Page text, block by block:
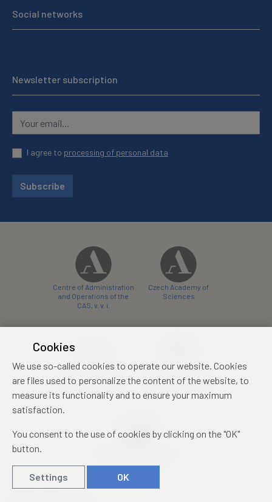
Social networks
Newsletter subscription
I agree to processing of personal data
Subscribe
Centre of Administration
and Operations of the
CAS, v. v. i.
Czech Academy of
Sciences
conference centre
konferenční centrum
Cookies
We use so-called cookies to operate our website. Cookies
are files used to personalize the content of the website, to
measure its functionality and to ensure your maximum
satisfaction.
You consent to the use of cookies by clicking on the "OK"
button.
Settings OK